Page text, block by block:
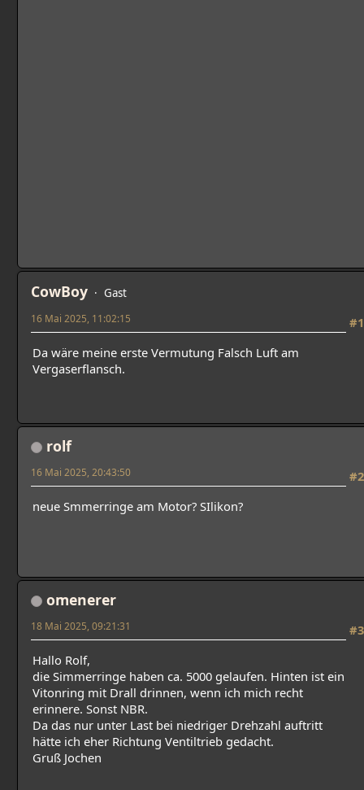
CowBoy Gast
#1
16 Mai 2025, 11:02:15
Da wäre meine erste Vermutung Falsch Luft am
Vergaserflansch.
rolf
#2
16 Mai 2025, 20:43:50
neue Smmerringe am Motor? SIlikon?
omenerer
#3
18 Mai 2025, 09:21:31
Hallo Rolf,
die Simmerringe haben ca. 5000 gelaufen. Hinten ist ein
Vitonring mit Drall drinnen, wenn ich mich recht
erinnere. Sonst NBR.
Da das nur unter Last bei niedriger Drehzahl auftritt
hätte ich eher Richtung Ventiltrieb gedacht.
Gruß Jochen